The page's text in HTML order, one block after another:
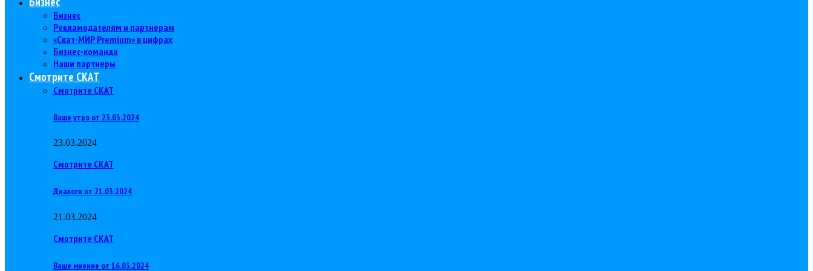
Бизнес
Рекламодателям и партнерам
«Скат-МИР Premium» в цифрах
Бизнес-команда
Наши партнеры
Смотрите СКАТ
Смотрите СКАТ
Ваше утро от 23.03.2024
23.03.2024
Смотрите СКАТ
Диалоги от 21.03.2024
21.03.2024
Смотрите СКАТ
Ваше мнение от 16.03.2024